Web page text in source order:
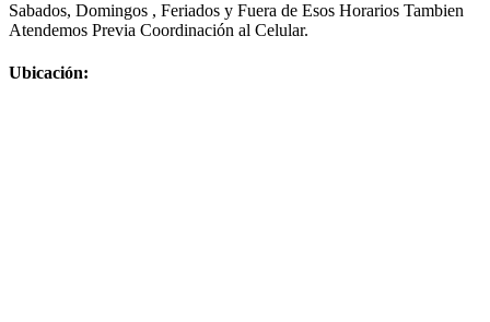
Sabados, Domingos , Feriados y Fuera de Esos Horarios Tambien
Atendemos Previa Coordinación al Celular.
Ubicación: